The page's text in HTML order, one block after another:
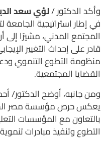
وأكد الدكتور /لؤي سعد
في إطار استراتيجية
المجتمع المدني، مشيرًا
قادر على إحداث التغيير
منظومة التطوع التنموي
القضايا المجتمعية.
ومن جانبه، أوضح الدكتور/
يعكس حرص مؤسسة مصر
بالتعاون مع المؤسسات
التطوع وتنفيذ مبادرات